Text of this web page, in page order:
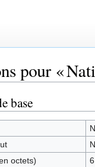
pour «
base
octets)